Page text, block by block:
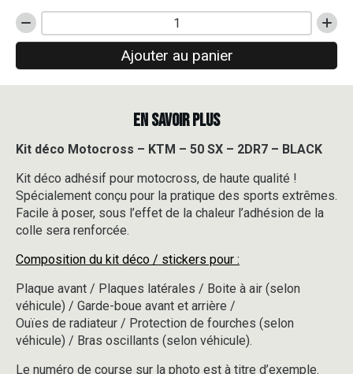
quantité
de
déco
Motocross
50
-
2DR7
-
BLACK
Ajouter au panier
EN SAVOIR PLUS
Kit déco Motocross – KTM – 50 SX – 2DR7 – BLACK
Kit déco adhésif pour motocross, de haute qualité !
Spécialement conçu pour la pratique des sports extrêmes.
Facile à poser, sous l’effet de la chaleur l’adhésion de la
colle sera renforcée.
Composition du kit déco / stickers pour :
Plaque avant / Plaques latérales / Boite à air (selon
véhicule) / Garde-boue avant et arrière /
Ouïes de radiateur / Protection de fourches (selon
véhicule) / Bras oscillants (selon véhicule).
Le numéro de course sur la photo est à titre d’exemple.